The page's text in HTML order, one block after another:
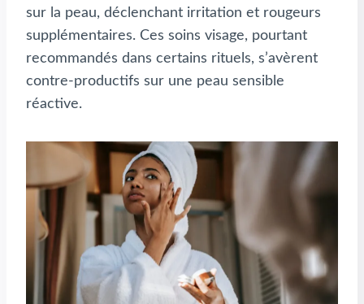
sur la peau, déclenchant irritation et rougeurs
supplémentaires. Ces soins visage, pourtant
recommandés dans certains rituels, s’avèrent
contre-productifs sur une peau sensible
réactive.